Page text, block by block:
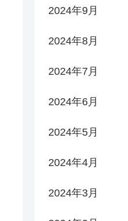
2024年9月
2024年8月
2024年7月
2024年6月
2024年5月
2024年4月
2024年3月